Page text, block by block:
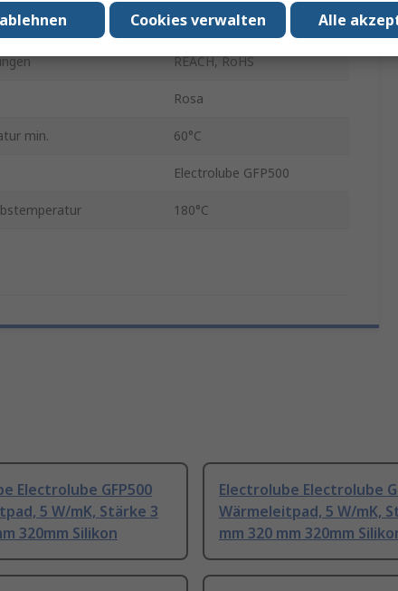
320mm
REACH, RoHS
Rosa
min. 60°C
Electrolube GFP500
180°C
Electrolube GFP500
5 W/mK, Stärke 3
320mm Silikon
Electrolube Electrolube
Wärmeleitpad, 5 W/mK,
mm 320 mm 320mm
Alle
Cookies verwalten